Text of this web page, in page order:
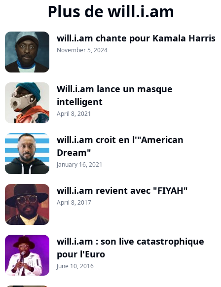
Plus de will.i.am
will.i.am chante pour Kamala Harris
November 5, 2024
Will.i.am lance un masque
intelligent
April 8, 2021
will.i.am croit en l'"American
Dream"
January 16, 2021
will.i.am revient avec "FIYAH"
April 8, 2017
will.i.am : son live catastrophique
pour l'Euro
June 10, 2016